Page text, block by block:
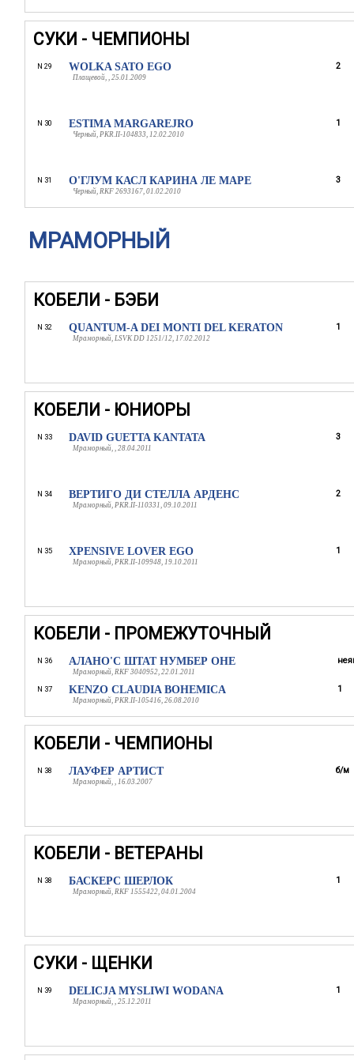
СУКИ - ЧЕМПИОНЫ
N 29 WOLKA SATO EGO
Плащевой, , 25.01.2009
2
N 30 ESTIMA MARGAREJRO
Черный, PKR.II-104833, 12.02.2010
1
N 31 О'ГЛУМ КАСЛ КАРИНА ЛЕ МAРЕ
Черный, RKF 2693167, 01.02.2010
3
МРАМОРНЫЙ
КОБЕЛИ - БЭБИ
N 32 QUANTUM-A DEI MONTI DEL KERATON
Мраморный, LSVK DD 1251/12, 17.02.2012
1
КОБЕЛИ - ЮНИОРЫ
N 33 DAVID GUETTA KANTATA
Мраморный, , 28.04.2011
3
N 34 ВЕРТИГО ДИ СТЕЛЛА АРДЕНС
Мраморный, PKR.II-110331, 09.10.2011
2
N 35 XPENSIVE LOVER EGO
Мраморный, PKR.II-109948, 19.10.2011
1
КОБЕЛИ - ПРОМЕЖУТОЧНЫЙ
N 36 АЛАНО'С ШТАТ НУМБЕР ОНЕ
Мраморный, RKF 3040952, 22.01.2011
N 37 KENZO CLAUDIA BOHEMICA
Мраморный, PKR.II-105416, 26.08.2010
1
КОБЕЛИ - ЧЕМПИОНЫ
N 38 ЛАУФЕР АРТИСТ
Мраморный, , 16.03.2007
б/м
КОБЕЛИ - ВЕТЕРАНЫ
N 38 БАСКЕРС ШЕРЛОК
Мраморный, RKF 1555422, 04.01.2004
1
СУКИ - ЩЕНКИ
N 39 DELICJA MYSLIWI WODANA
Мраморный, , 25.12.2011
1